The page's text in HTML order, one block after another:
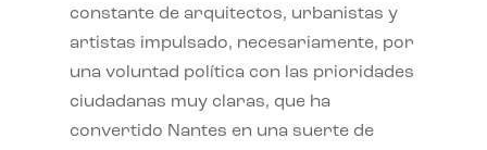
constante de arquitectos, urbanistas y
artistas impulsado, necesariamente, por
una voluntad política con las prioridades
ciudadanas muy claras, que ha
convertido Nantes en una suerte de